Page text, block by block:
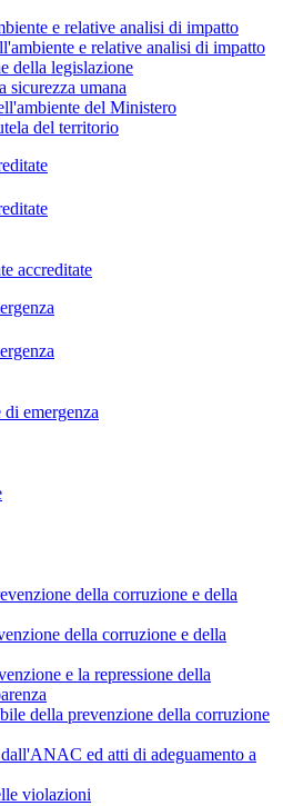
e relative analisi di impatto
e relative analisi di impatto
della legislazione
sicurezza umana
del Ministero
del territorio
accreditate
emergenza
della corruzione e della
della corruzione e della
e la repressione della
della prevenzione della corruzione
ed atti di adeguamento a
violazioni